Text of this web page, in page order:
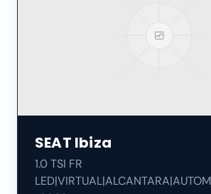
SEAT Ibiza
1.0 TSI FR